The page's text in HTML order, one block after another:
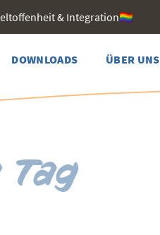
& Integration🏳️‍🌈
DOWNLOADS ÜBER UNS